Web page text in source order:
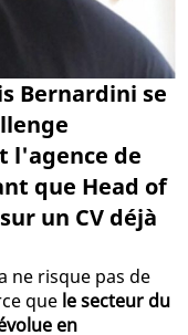
Bernardini se
l'agence de
que Head of
un CV déjà
ne risque pas de
que le secteur du
en